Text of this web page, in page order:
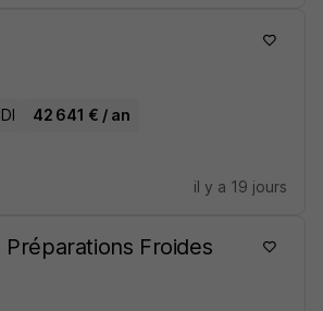
42 641 € / an
il y a 19 jours
Préparations Froides